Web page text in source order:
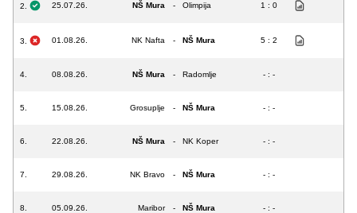
2. 25.07.26. NŠ Mura - Olimpija 1 : 0
3. 01.08.26. NK Nafta - NŠ Mura 5 : 2
4. 08.08.26. NŠ Mura - Radomlje - : -
5. 15.08.26. Grosuplje - NŠ Mura - : -
6. 22.08.26. NŠ Mura - NK Koper - : -
7. 29.08.26. NK Bravo - NŠ Mura - : -
8. 05.09.26. Maribor - NŠ Mura - : -